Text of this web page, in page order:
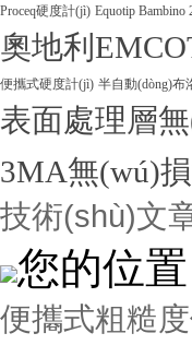
Proceq硬度計(jì) Equotip
奧地利
便攜式硬度計(jì) 半自動(dòng)布
表面處理層
3MA無(wú)
技術(shù)文
您的位置
便攜式粗糙